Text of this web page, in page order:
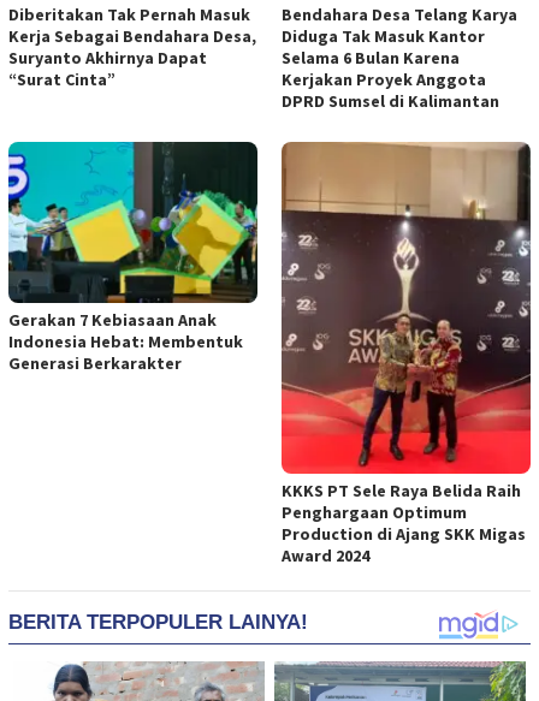
Diberitakan Tak Pernah Masuk
Kerja Sebagai Bendahara Desa,
Suryanto Akhirnya Dapat
“Surat Cinta”
Bendahara Desa Telang Karya
Diduga Tak Masuk Kantor
Selama 6 Bulan Karena
Kerjakan Proyek Anggota
DPRD Sumsel di Kalimantan
Gerakan 7 Kebiasaan Anak
Indonesia Hebat: Membentuk
Generasi Berkarakter
KKKS PT Sele Raya Belida Raih
Penghargaan Optimum
Production di Ajang SKK Migas
Award 2024